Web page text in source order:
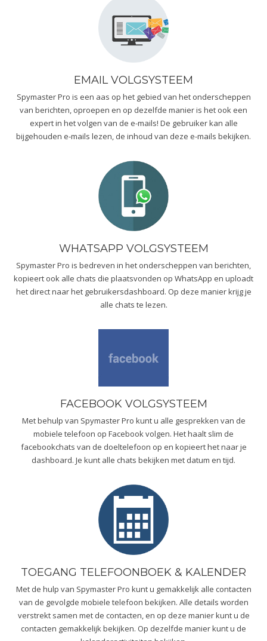
EMAIL VOLGSYSTEEM
Spymaster Pro is een aas op het gebied van het onderscheppen
van berichten, oproepen en op dezelfde manier is het ook een
expert in het volgen van de e-mails! De gebruiker kan alle
bijgehouden e-mails lezen, de inhoud van deze e-mails bekijken.
WHATSAPP VOLGSYSTEEM
Spymaster Pro is bedreven in het onderscheppen van berichten,
kopieert ook alle chats die plaatsvonden op WhatsApp en uploadt
het direct naar het gebruikersdashboard. Op deze manier krijg je
alle chats te lezen.
FACEBOOK VOLGSYSTEEM
Met behulp van Spymaster Pro kunt u alle gesprekken van de
mobiele telefoon op Facebook volgen. Het haalt slim de
facebookchats van de doeltelefoon op en kopieert het naar je
dashboard. Je kunt alle chats bekijken met datum en tijd.
TOEGANG TELEFOONBOEK & KALENDER
Met de hulp van Spymaster Pro kunt u gemakkelijk alle contacten
van de gevolgde mobiele telefoon bekijken. Alle details worden
verstrekt samen met de contacten, en op deze manier kunt u de
contacten gemakkelijk bekijken. Op dezelfde manier kunt u de